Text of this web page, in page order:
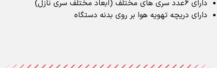
دارای 6عدد سری های مختلف (ابعاد مختلف سری نازل)
دارای دریچه تهویه هوا بر روی بدنه دستگاه